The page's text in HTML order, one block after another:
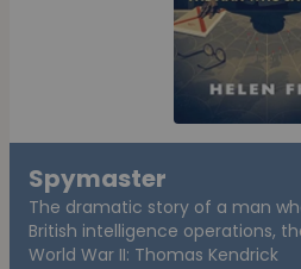
Spymaster
The dramatic story of a man
British intelligence operations,
World War II: Thomas Kendrick